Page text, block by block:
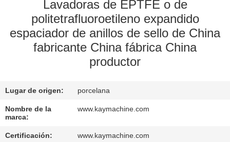
CONTROL
DE
CALIDAD
CONTACTO
NOTICIAS
Lavadoras de EPTFE o de
politetrafluoroetileno expandido
espaciador de anillos de sello de China
fabricante China fábrica China
productor
Lugar de origen: porcelana
Nombre de la
marca:
www.kaymachine.com
Certificación: www.kaymachine.com